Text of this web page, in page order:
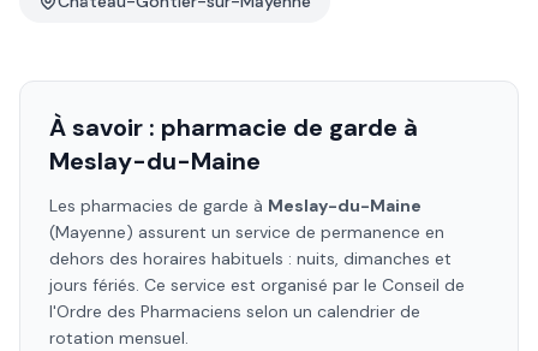
À savoir : pharmacie de garde à
Meslay-du-Maine
Les pharmacies de garde à Meslay-du-Maine
(Mayenne) assurent un service de permanence en
dehors des horaires habituels : nuits, dimanches et
jours fériés. Ce service est organisé par le Conseil de
l'Ordre des Pharmaciens selon un calendrier de
rotation mensuel.